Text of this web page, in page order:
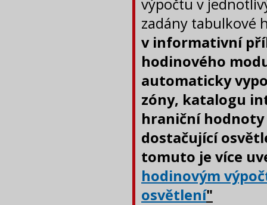
výpočtu v
zadány tabulkové
v informativní
hodinového
automaticky
zóny, katalogu
hraniční hodnoty
dostačující
tomuto je více
hodinovým
osvětlení"